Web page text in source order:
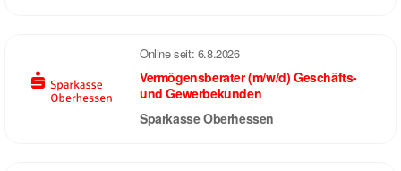
Online seit: 6.8.2026
Vermögensberater (m/w/d) Geschäfts-
und Gewerbekunden
Sparkasse Oberhessen